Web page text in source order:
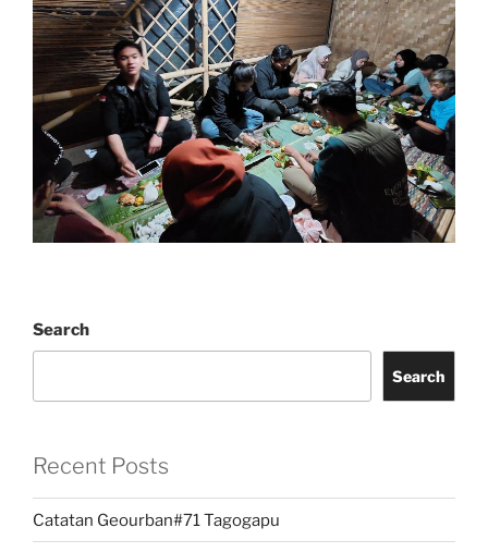
Search
Search
Recent Posts
Catatan Geourban#71 Tagogapu